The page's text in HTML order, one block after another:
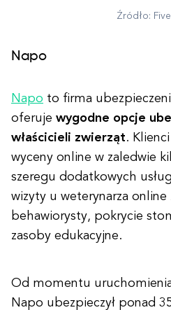
Źródło:
Napo
Napo to firma
oferuje wygodne opcje
właścicieli zwierząt.
wyceny online w zaledwie
szeregu dodatkowych
wizyty u weterynarza online
behawiorysty, pokrycie
zasoby edukacyjne.
Od momentu
Napo ubezpieczył ponad